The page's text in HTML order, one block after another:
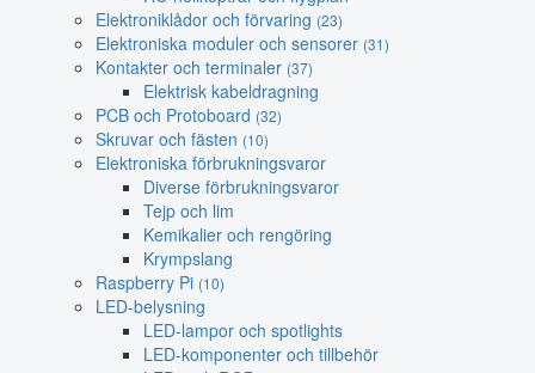
Elektroniklådor och förvaring (23)
Elektroniska moduler och sensorer (31)
Kontakter och terminaler (37)
Elektrisk kabeldragning
PCB och Protoboard (32)
Skruvar och fästen (10)
Elektroniska förbrukningsvaror
Diverse förbrukningsvaror
Tejp och lim
Kemikalier och rengöring
Krympslang
Raspberry Pi (10)
LED-belysning
LED-lampor och spotlights
LED-komponenter och tillbehör